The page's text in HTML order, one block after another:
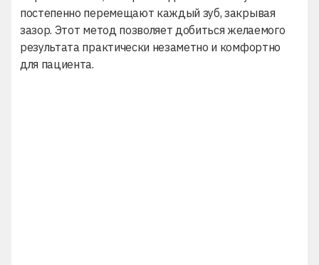
постепенно перемещают каждый зуб, закрывая
зазор. Этот метод позволяет добиться желаемого
результата практически незаметно и комфортно
для пациента.